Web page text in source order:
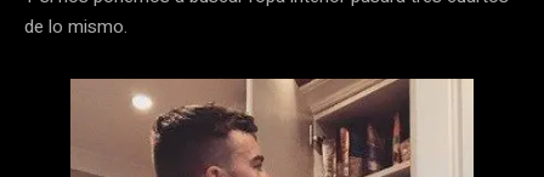
de lo mismo.